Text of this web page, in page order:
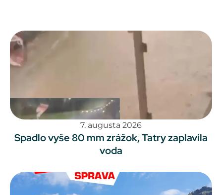
7. augusta 2026
Spadlo vyše 80 mm zrážok, Tatry zaplavila
voda